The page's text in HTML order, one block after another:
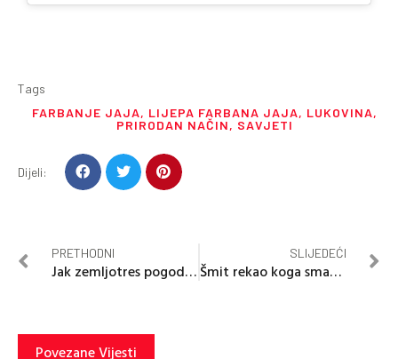
Tags
FARBANJE JAJA, LIJEPA FARBANA JAJA, LUKOVINA,
PRIRODAN NAČIN, SAVJETI
Dijeli:
PRETHODNI
Jak zemljotres pogodio Hrvatsku, osjetio se i u BiH
SLIJEDEĆI
Šmit rekao koga smatra krivcem za krizu u BiH
Povezane Vijesti